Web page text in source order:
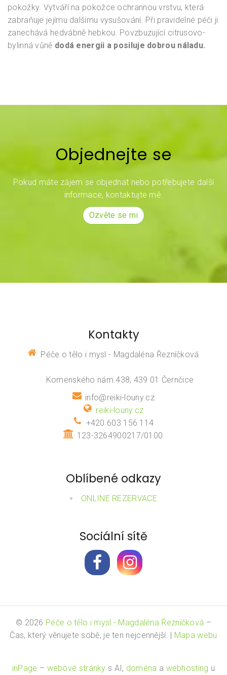
pokožky. Vytváří na pokožce ochrannou vrstvu, která
zabraňuje jejímu dalšímu vysušování. Při pravidelné péči ji
zanechává hedvábně hebkou. Povzbuzující citrusovo-
bylinná vůně dodá energii a posiluje dobrou náladu.
Objednejte se
Pokud máte zájem se objednat nebo potřebujete další
informace, kontaktujte mě.
Ozvěte se mi
Kontakty
Péče o tělo i mysl - Magdaléna Řezníčková
Komenského nám.438, 439 01 Černčice
info@reiki-louny.cz
reiki-louny.cz
+420 603 156 114
123-3264900217/0100
Oblíbené odkazy
ONLINE REZERVACE
Sociální sítě
© 2026 Péče o tělo i mysl - Magdaléna Řezníčková –
Čas, který věnujete sobě, je ten nejcennější. | Mapa webu
inPage – webové stránky s AI, doména a webhosting u